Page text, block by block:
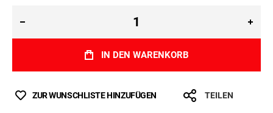
IN DEN WARENKORB
ZUR WUNSCHLISTE HINZUFÜGEN TEILEN